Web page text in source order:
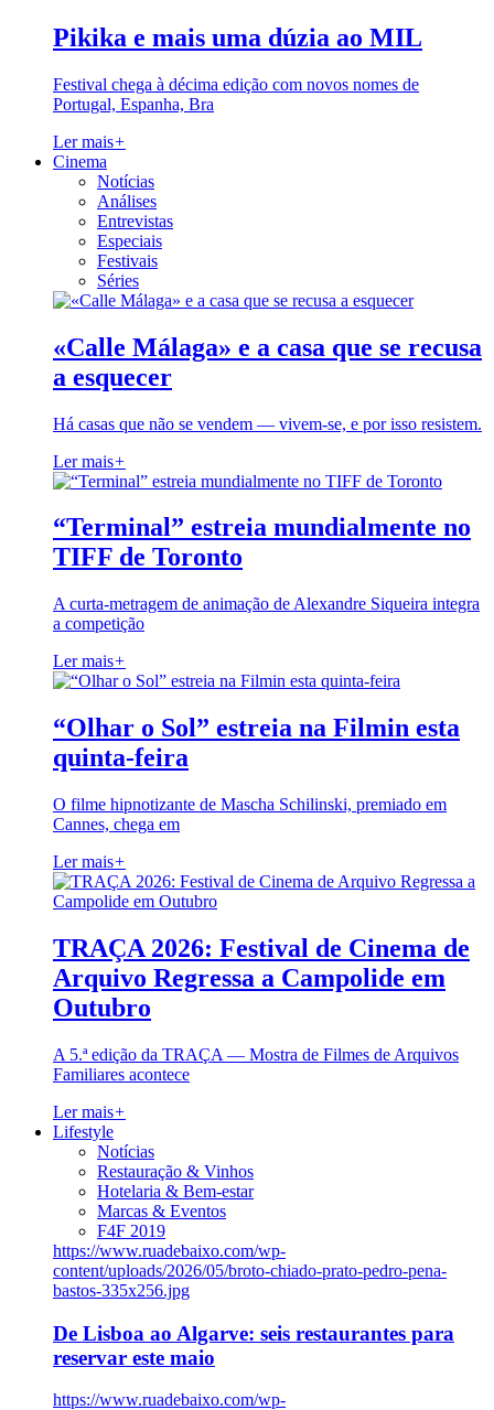
Pikika e mais uma dúzia ao MIL
Festival chega à décima edição com novos nomes de
Portugal, Espanha, Bra
Ler mais+
Cinema
Notícias
Análises
Entrevistas
Especiais
Festivais
Séries
«Calle Málaga» e a casa que se recusa
a esquecer
Há casas que não se vendem — vivem-se, e por isso resistem.
Ler mais+
“Terminal” estreia mundialmente no
TIFF de Toronto
A curta-metragem de animação de Alexandre Siqueira integra
a competição
Ler mais+
“Olhar o Sol” estreia na Filmin esta
quinta-feira
O filme hipnotizante de Mascha Schilinski, premiado em
Cannes, chega em
Ler mais+
TRAÇA 2026: Festival de Cinema de
Arquivo Regressa a Campolide em
Outubro
A 5.ª edição da TRAÇA — Mostra de Filmes de Arquivos
Familiares acontece
Ler mais+
Lifestyle
Notícias
Restauração & Vinhos
Hotelaria & Bem-estar
Marcas & Eventos
F4F 2019
https://www.ruadebaixo.com/wp-
content/uploads/2026/05/broto-chiado-prato-pedro-pena-
bastos-335x256.jpg
De Lisboa ao Algarve: seis restaurantes para
reservar este maio
https://www.ruadebaixo.com/wp-